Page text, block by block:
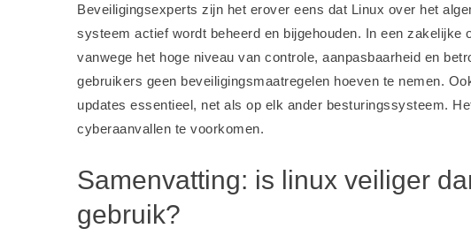
Beveiligingsexperts zijn het erover eens dat Linux over het
systeem actief wordt beheerd en bijgehouden. In een
vanwege het hoge niveau van controle, aanpasbaarheid en
gebruikers geen beveiligingsmaatregelen hoeven te nemen.
updates essentieel, net als op elk ander besturingssysteem.
cyberaanvallen te voorkomen.
Samenvatting: is linux veiliger
gebruik?